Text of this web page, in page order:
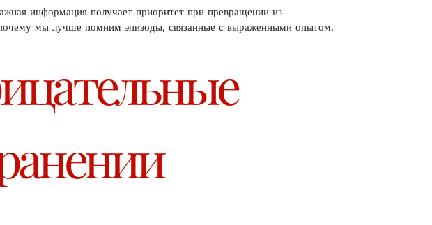
информация получает приоритет при превращении из
почему мы лучше помним эпизоды, связанные с выраженными опытом.